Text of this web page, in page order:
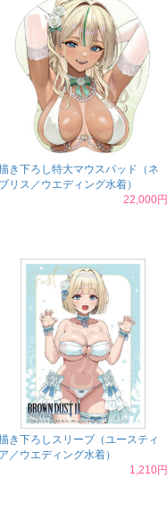
き下ろし特大マウスパッド（ネ
ブリス／ウエディング水着）
22,000円
き下ろしスリーブ（ユースティ
ア／ウエディング水着）
1,210円